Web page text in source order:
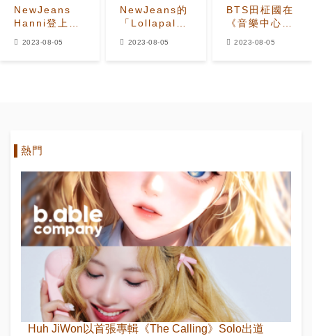
NewJeans
Hanni登上時
2023-08-05
NewJeans的
「Lollapalooza」
2023-08-05
BTS田柾國在
《音樂中心》
2023-08-05
熱門
Huh JiWon以首張專輯《The Calling》Solo出道